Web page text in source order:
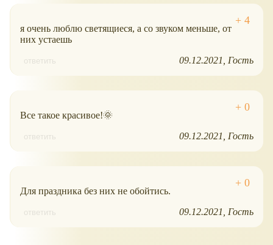
я очень люблю светящиеся, а со звуком меньше, от
них устаешь
ответить 09.12.2021 Гость
Все такое красивое!🌞
ответить 09.12.2021 Гость
Для праздника без них не обойтись.
ответить 09.12.2021 Гость